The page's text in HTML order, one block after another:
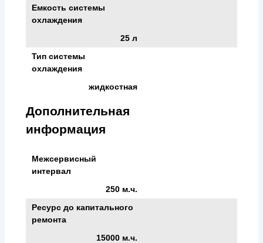
Емкость системы
охлаждения
25 л
Тип системы
охлаждения
жидкостная
Дополнительная
информация
Межсервисный
интервал
250 м.ч.
Ресурс до капитального
ремонта
15000 м.ч.